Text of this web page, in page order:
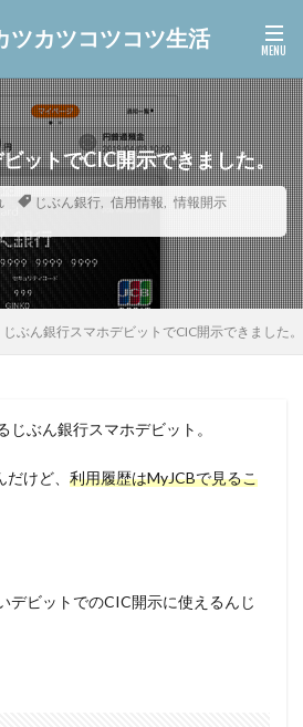
ツカツコツコツ生活
ットでCIC開示できました。
じぶん銀行, 信用情報
情報開示
じぶん銀行スマホデビットでCIC開示できました。
じぶん銀行スマホデビット。
けど、 利用履歴はMyJCBで見るこ
デビットでのCIC開示に使えるんじ